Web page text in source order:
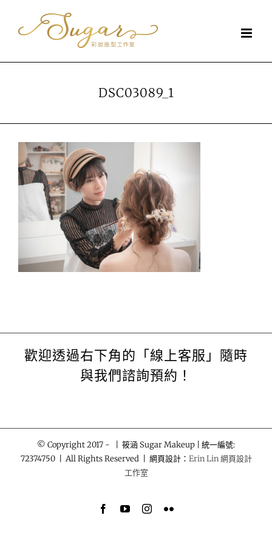
DSC03089_1
歡迎透過右下角的「線上客服」隨時
與我們諮詢預約！
© Copyright 2017 -
| 筱涵 Sugar Makeup | 統一編號:
72374750 | All Rights Reserved | 網頁設計： Erin Lin 網頁設計
工作室
FacebookYouTubeInstagram
Flickr